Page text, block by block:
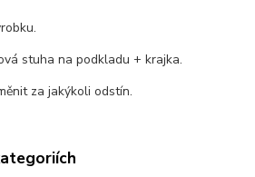
stuha na podkladu + krajka.
za jakýkoli odstín.